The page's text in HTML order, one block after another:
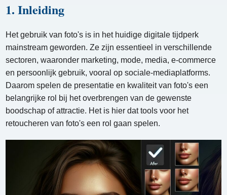
1. Inleiding
Het gebruik van foto's is in het huidige digitale tijdperk
mainstream geworden. Ze zijn essentieel in verschillende
sectoren, waaronder marketing, mode, media, e-commerce
en persoonlijk gebruik, vooral op sociale-mediaplatforms.
Daarom spelen de presentatie en kwaliteit van foto's een
belangrijke rol bij het overbrengen van de gewenste
boodschap of attractie. Het is hier dat tools voor het
retoucheren van foto's een rol gaan spelen.